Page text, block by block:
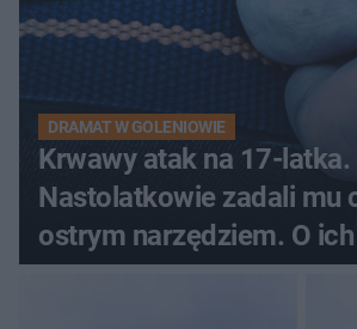
DRAMAT W GOLENIOWIE
Krwawy atak na 17-latka.
Nastolatkowie zadali mu
ostrym narzędziem. O
zdecyduje sąd rodzinny